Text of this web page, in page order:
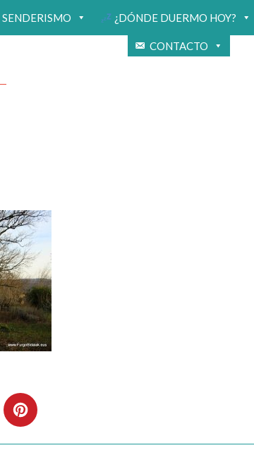
SENDERISMO ¿DÓNDE DUERMO HOY?
CONTACTO